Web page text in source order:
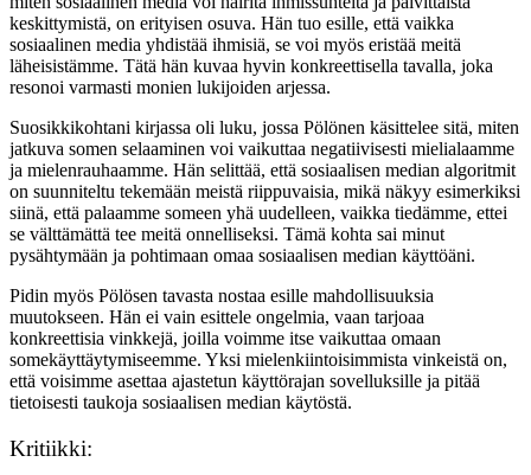
keskittymistä, on erityisen osuva. Hän tuo esille, että vaikka
sosiaalinen media yhdistää ihmisiä, se voi myös eristää meitä
läheisistämme. Tätä hän kuvaa hyvin konkreettisella tavalla, joka
resonoi varmasti monien lukijoiden arjessa.
Suosikkikohtani kirjassa oli luku, jossa Pölönen käsittelee sitä, miten
jatkuva somen selaaminen voi vaikuttaa negatiivisesti mielialaamme
ja mielenrauhaamme. Hän selittää, että sosiaalisen median algoritmit
on suunniteltu tekemään meistä riippuvaisia, mikä näkyy esimerkiksi
siinä, että palaamme someen yhä uudelleen, vaikka tiedämme, ettei
se välttämättä tee meitä onnelliseksi. Tämä kohta sai minut
pysähtymään ja pohtimaan omaa sosiaalisen median käyttöäni.
Pidin myös Pölösen tavasta nostaa esille mahdollisuuksia
muutokseen. Hän ei vain esittele ongelmia, vaan tarjoaa
konkreettisia vinkkejä, joilla voimme itse vaikuttaa omaan
somekäyttäytymiseemme. Yksi mielenkiintoisimmista vinkeistä on,
että voisimme asettaa ajastetun käyttörajan sovelluksille ja pitää
tietoisesti taukoja sosiaalisen median käytöstä.
Kritiikki: